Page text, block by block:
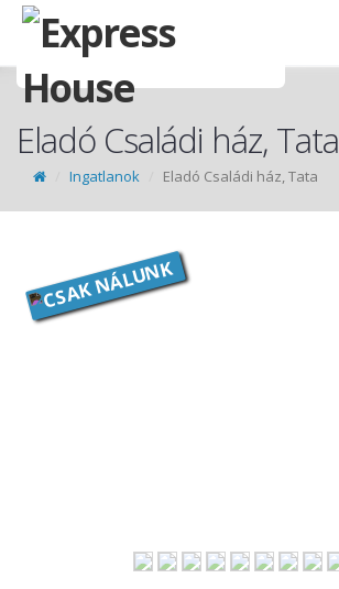
Eladó Családi ház, Tata
Ingatlanok Eladó Családi ház, Tata